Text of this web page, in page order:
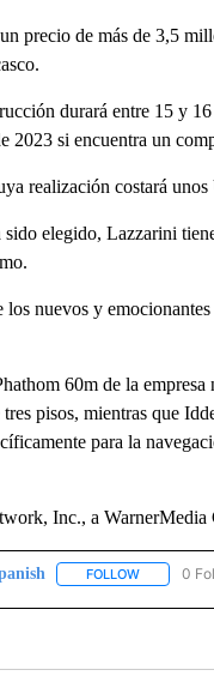
precio de más de 3,5
durará entre 15 y
2023 si encuentra un
realización costará
elegido, Lazzarini
nuevos y
60m de la
pisos, mientras que
para la
Inc., a WarnerMedia
FOLLOWFOLLOW
0